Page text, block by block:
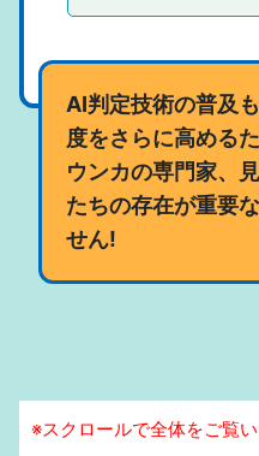
AI判定技術の普及
度をさらに高める
ウンカの専門家、
たちの存在が重要
せん!
※スクロールで全体をご覧